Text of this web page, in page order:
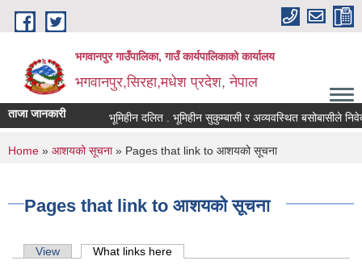
Skip to main content
भगवानपुर गाउँपालिका, गाउँ कार्यपालिकाको कार्यालय
भगवानपुर,सिरहा,मधेश प्रदेश, नेपाल
ताजा जानकारी भूमिहीन दलित . भूमिहीन सुकुम्बासी र अव्यवस्थित बसोबासीले निवेदन
You are here
Home » आशयको सूचना» Pages that link to आशयको सूचना
Pages that link to आशयको सूचना
Primary tabs
View What links here